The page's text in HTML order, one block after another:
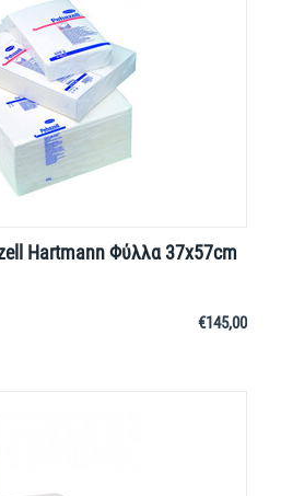
Hartmann Φύλλα 37x57cm
€145,00